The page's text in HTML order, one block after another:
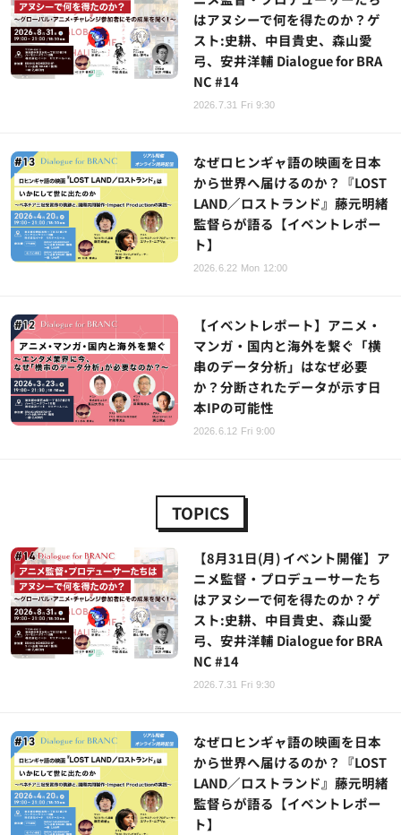
はアヌシーで何を得たのか？ゲ
スト:史耕、中目貴史、森山愛
弓、安井洋輔 Dialogue for BRA
NC #14
2026.7.31 Fri 9:30
なぜロヒンギャ語の映画を日本
から世界へ届けるのか？『LOST
LAND／ロストランド』藤元明緒
監督らが語る【イベントレポー
ト】
2026.6.22 Mon 12:00
【イベントレポート】アニメ・
マンガ・国内と海外を繋ぐ「横
串のデータ分析」はなぜ必要
か？分断されたデータが示す日
本IPの可能性
2026.6.12 Fri 9:00
TOPICS
【8月31日(月) イベント開催】ア
ニメ監督・プロデューサーたち
はアヌシーで何を得たのか？ゲ
スト:史耕、中目貴史、森山愛
弓、安井洋輔 Dialogue for BRA
NC #14
2026.7.31 Fri 9:30
なぜロヒンギャ語の映画を日本
から世界へ届けるのか？『LOST
LAND／ロストランド』藤元明緒
監督らが語る【イベントレポー
ト】